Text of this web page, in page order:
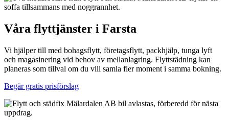
Våra flyttjänster i Farsta
Vi hjälper till med bohagsflytt, företagsflytt, packhjälp, tunga lyft
och magasinering vid behov av mellanlagring. Flyttstädning kan
planeras som tillval om du vill samla fler moment i samma bokning.
Begär gratis prisförslag